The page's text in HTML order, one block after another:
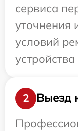
сервиса
уточнения
условий
2
Выезд